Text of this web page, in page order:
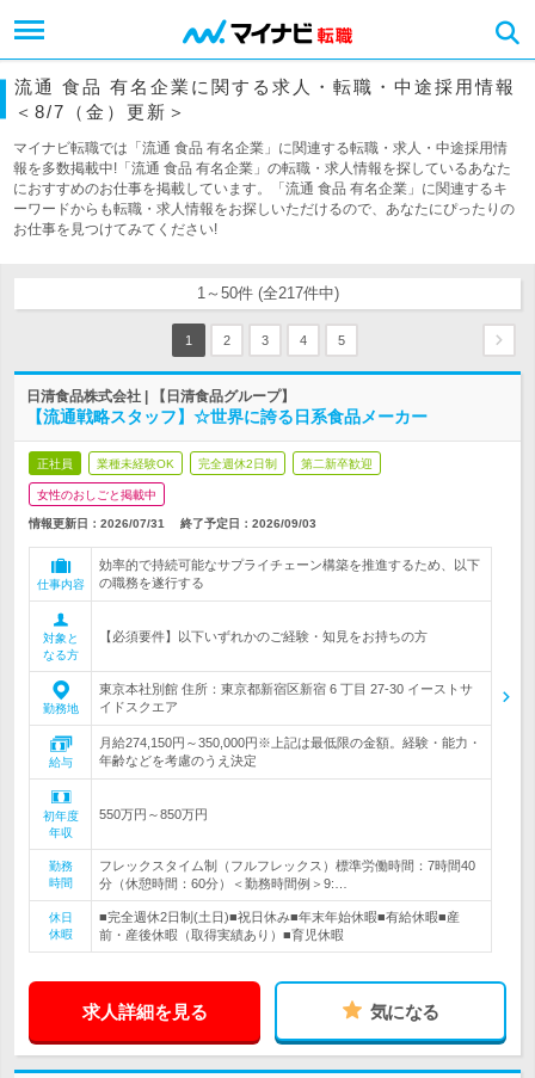
流通 食品 有名企業に関する求人・転職・中途採用情報
＜8/7（金）更新＞
マイナビ転職では「流通 食品 有名企業」に関連する転職・求人・中途採用情
報を多数掲載中!「流通 食品 有名企業」の転職・求人情報を探しているあなた
におすすめのお仕事を掲載しています。「流通 食品 有名企業」に関連するキ
ーワードからも転職・求人情報をお探しいただけるので、あなたにぴったりの
お仕事を見つけてみてください!
1～50件 (全217件中)
1 2 3 4 5
日清食品株式会社 | 【日清食品グループ】
【流通戦略スタッフ】☆世界に誇る日系食品メーカー
正社員 業種未経験OK 完全週休2日制 第二新卒歓迎
女性のおしごと掲載中
情報更新日：2026/07/31 終了予定日： 2026/09/03
仕事内容
効率的で持続可能なサプライチェーン構築を推進するため、以下
の職務を遂行する
対象と
なる方
【必須要件】以下いずれかのご経験・知見をお持ちの方
勤務地
東京本社別館 住所：東京都新宿区新宿 6 丁目 27-30 イーストサ
イドスクエア
給与
月給274,150円～350,000円※上記は最低限の金額。経験・能力・
年齢などを考慮のうえ決定
初年度
年収
550万円～850万円
勤務
時間
フレックスタイム制（フルフレックス）標準労働時間：7時間40
分（休憩時間：60分）＜勤務時間例＞9:…
休日
休暇
■完全週休2日制(土日)■祝日休み■年末年始休暇■有給休暇■産
前・産後休暇（取得実績あり）■育児休暇
求人詳細を見る 気になる